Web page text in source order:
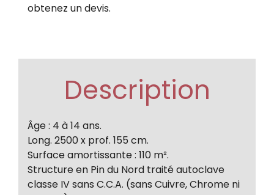
obtenez un devis.
Description
Âge : 4 à 14 ans.
Long. 2500 x prof. 155 cm.
Surface amortissante : 110 m².
Structure en Pin du Nord traité autoclave
classe IV sans C.C.A. (sans Cuivre, Chrome ni